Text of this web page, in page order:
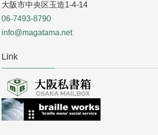
大阪市中央区玉造1-4-14
06-7493-8790
info@magatama.net
Link